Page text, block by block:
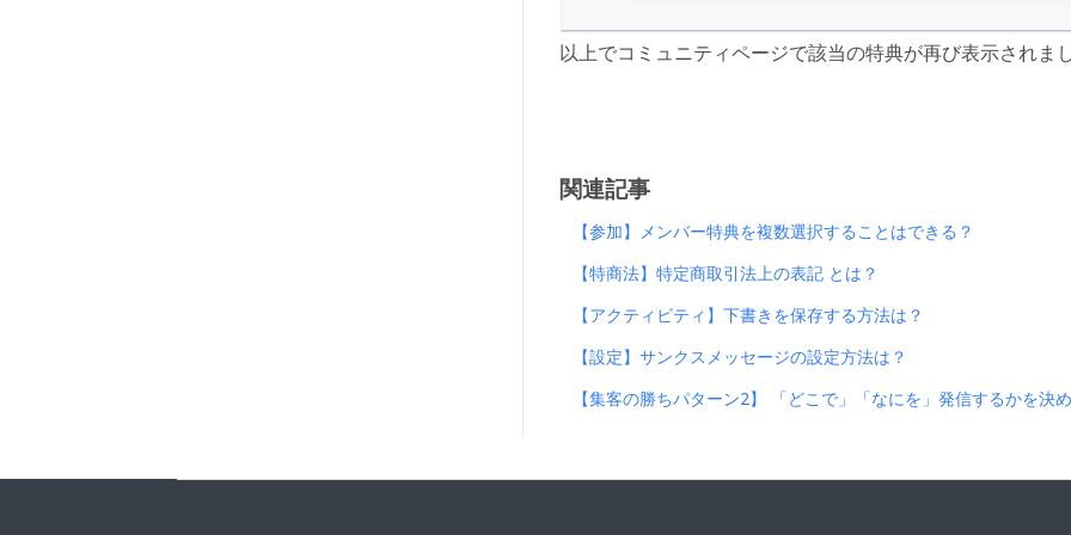
以上でコミュニティページで該当の特典が再び表示されまし
関連記事
【参加】メンバー特典を複数選択することはできる？
【特商法】特定商取引法上の表記 とは？
【アクティビティ】下書きを保存する方法は？
【設定】サンクスメッセージの設定方法は？
【集客の勝ちパターン2】 「どこで」「なにを」発信するかを決